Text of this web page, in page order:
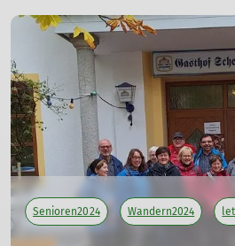
Tourenleiterin: Killesreiter
Teilnehmer: 4
mehr erfahren
Senioren2024 Wandern2024